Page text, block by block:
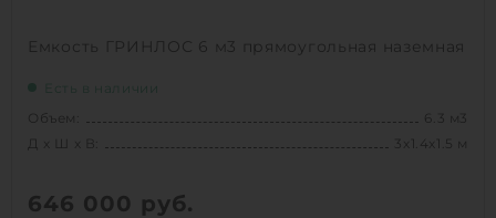
Емкость ГРИНЛОС 6 м3 прямоугольная наземная
Есть в наличии
Объем:
6.3 м3
Д х Ш х В:
3х1.4х1.5 м
646 000 руб.